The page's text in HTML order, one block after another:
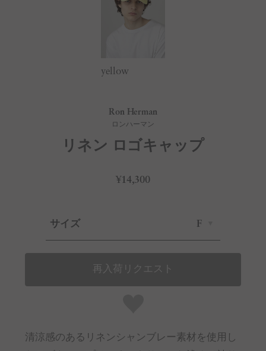
yellow
Ron Herman
ロンハーマン
リネン ロゴキャップ
¥14,300
サイズ F
再入荷リクエスト
清涼感のあるリネンシャンブレー素材を使用し